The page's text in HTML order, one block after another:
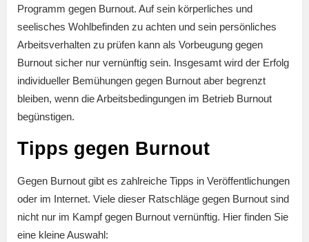
Programm gegen Burnout. Auf sein körperliches und
seelisches Wohlbefinden zu achten und sein persönliches
Arbeitsverhalten zu prüfen kann als Vorbeugung gegen
Burnout sicher nur vernünftig sein. Insgesamt wird der Erfolg
individueller Bemühungen gegen Burnout aber begrenzt
bleiben, wenn die Arbeitsbedingungen im Betrieb Burnout
begünstigen.
Tipps gegen Burnout
Gegen Burnout gibt es zahlreiche Tipps in Veröffentlichungen
oder im Internet. Viele dieser Ratschläge gegen Burnout sind
nicht nur im Kampf gegen Burnout vernünftig. Hier finden Sie
eine kleine Auswahl: